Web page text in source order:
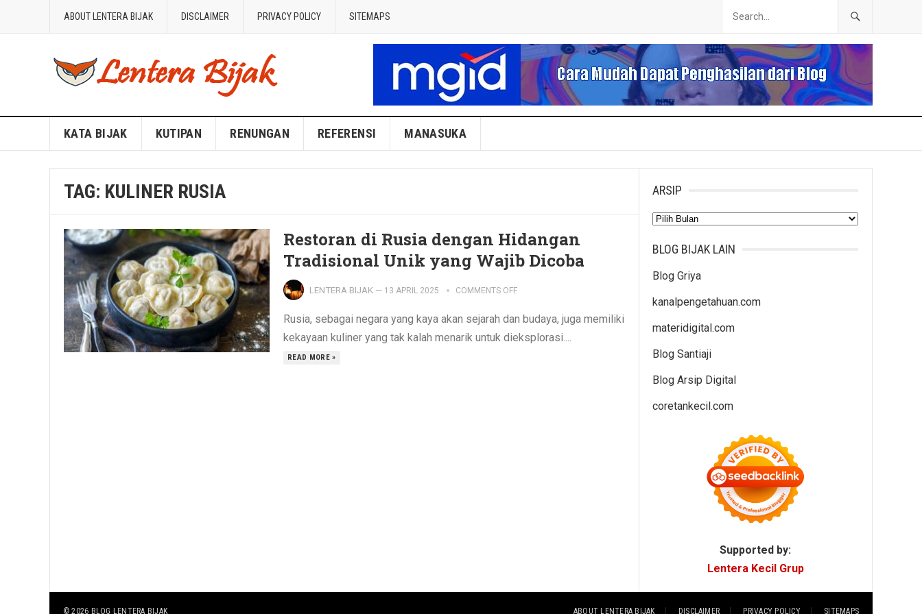
ABOUT LENTERA BIJAK DISCLAIMER PRIVACY POLICY SITEMAPS
Blog Lentera Bijak
KATA BIJAK KUTIPAN RENUNGAN REFERENSI MANASUKA
TAG: KULINER RUSIA
Restoran di Rusia dengan Hidangan
Tradisional Unik yang Wajib Dicoba
LENTERA BIJAK — 13 APRIL 2025 COMMENTS OFF
Rusia, sebagai negara yang kaya akan sejarah dan budaya, juga memiliki
kekayaan kuliner yang tak kalah menarik untuk dieksplorasi....
READ MORE »
ARSIP
Arsip
BLOG BIJAK LAIN
Blog Griya
kanalpengetahuan.com
materidigital.com
Blog Santiaji
Blog Arsip Digital
coretankecil.com
Supported by:
Lentera Kecil Grup
© 2026 BLOG LENTERA BIJAK ABOUT LENTERA BIJAK DISCLAIMER PRIVACY POLICY SITEMAPS